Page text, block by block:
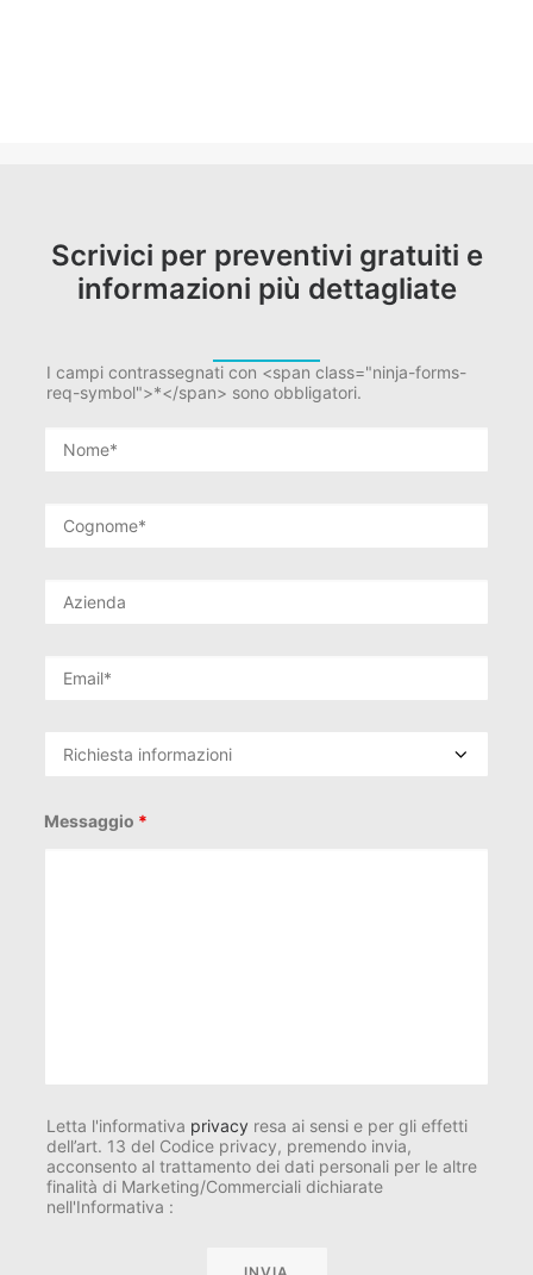
Scrivici per preventivi gratuiti e
informazioni più dettagliate
I campi contrassegnati con <span class="ninja-forms-
req-symbol">*</span> sono obbligatori.
Messaggio *
Letta l'informativa privacy resa ai sensi e per gli effetti
dell’art. 13 del Codice privacy, premendo invia,
acconsento al trattamento dei dati personali per le altre
finalità di Marketing/Commerciali dichiarate
nell'Informativa :